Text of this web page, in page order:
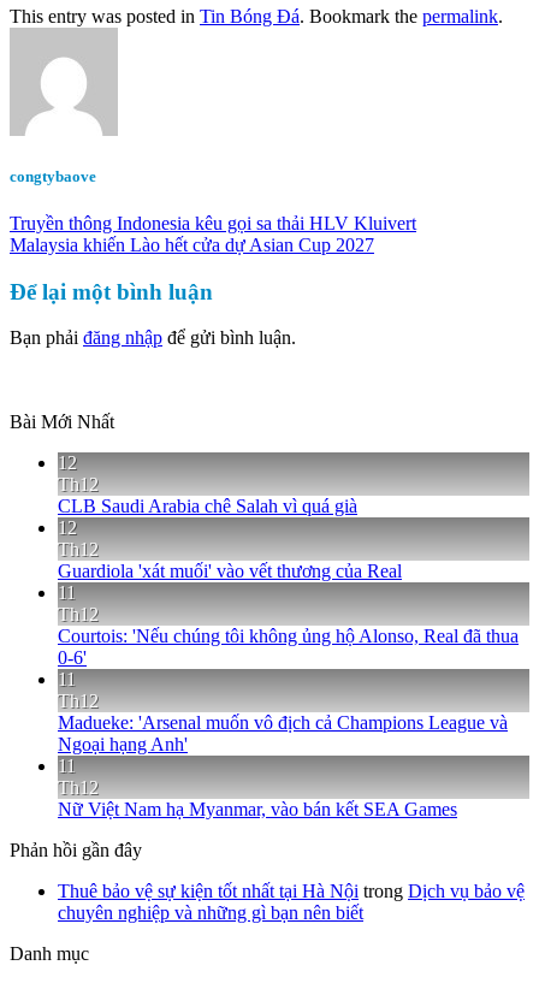
This entry was posted in Tin Bóng Đá. Bookmark the permalink.
congtybaove
Truyền thông Indonesia kêu gọi sa thải HLV Kluivert
Malaysia khiến Lào hết cửa dự Asian Cup 2027
Để lại một bình luận
Bạn phải đăng nhập để gửi bình luận.
Bài Mới Nhất
12
Th12
CLB Saudi Arabia chê Salah vì quá già
12
Th12
Guardiola 'xát muối' vào vết thương của Real
11
Th12
Courtois: 'Nếu chúng tôi không ủng hộ Alonso, Real đã thua
0-6'
11
Th12
Madueke: 'Arsenal muốn vô địch cả Champions League và
Ngoại hạng Anh'
11
Th12
Nữ Việt Nam hạ Myanmar, vào bán kết SEA Games
Phản hồi gần đây
Thuê bảo vệ sự kiện tốt nhất tại Hà Nội trong Dịch vụ bảo vệ
chuyên nghiệp và những gì bạn nên biết
Danh mục